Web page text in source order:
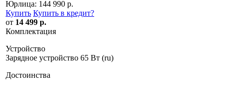
Юрлица: 144 990 р.
Купить Купить в кредит?
от 14 499 р.
Комплектация
Устройство
Зарядное устройство 65 Вт (ru)
Достоинства